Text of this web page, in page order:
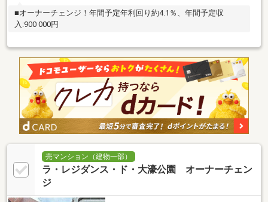
■オーナーチェンジ！年間予定年利回り約4.1％、年間予定収
入:900 000円
売マンション（建物一部）
ラ・レジダンス・ド・大濠公園 オーナーチェン
ジ